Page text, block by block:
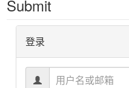
Submit
登录